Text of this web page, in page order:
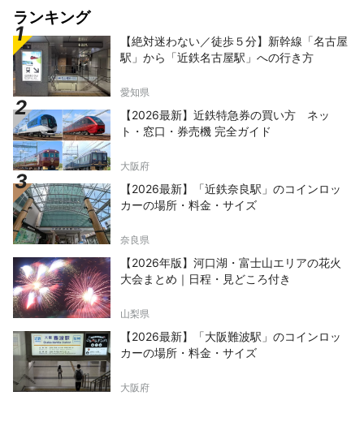
ーションの開発・販売・サポート
https://www.jinya-connect.com/ ■里山コネ
クト事業 地域が一体となったおもてなしを実
現するための面的ITソリューションの提供
https://satoyama.jinya-connect.com/
ランキング
【絶対迷わない／徒歩５分】新幹線「名古屋
駅」から「近鉄名古屋駅」への行き方
愛知県
【2026最新】近鉄特急券の買い方 ネッ
ト・窓口・券売機 完全ガイド
大阪府
【2026最新】「近鉄奈良駅」のコインロッ
カーの場所・料金・サイズ
奈良県
【2026年版】河口湖・富士山エリアの花火
大会まとめ｜日程・見どころ付き
山梨県
【2026最新】「大阪難波駅」のコインロッ
カーの場所・料金・サイズ
大阪府